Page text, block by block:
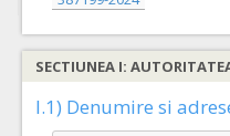
SECTIUNEA I:
I.1) Denumire si